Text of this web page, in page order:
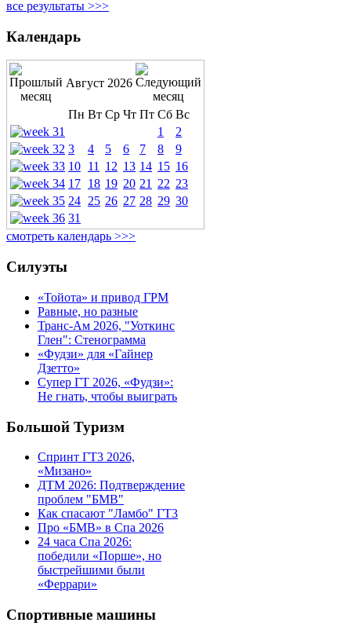
все результаты >>>
Календарь
Август 2026
Пн Вт Ср Чт Пт Сб Вс
1
2
3
4 5 6 7 8
9
10 11 12 13 14 15 16
17 18 19 20 21 22 23
24 25 26 27 28 29 30
31
смотреть календарь >>>
Силуэты
«Тойота» и привод ГРМ
Равные, но разные
Транс-Ам 2026, "Уоткинс
Глен": Стенограмма
«Фудзи» для «Гайнер
Дзетто»
Супер ГТ 2026, «Фудзи»:
Не гнать, чтобы выиграть
Большой Туризм
Спринт ГТ3 2026,
«Мизано»
ДТМ 2026: Подтверждение
проблем "БМВ"
Как спасают "Ламбо" ГТ3
Про «БМВ» в Спа 2026
24 часа Спа 2026:
победили «Порше», но
быстрейшими были
«Феррари»
Спортивные машины